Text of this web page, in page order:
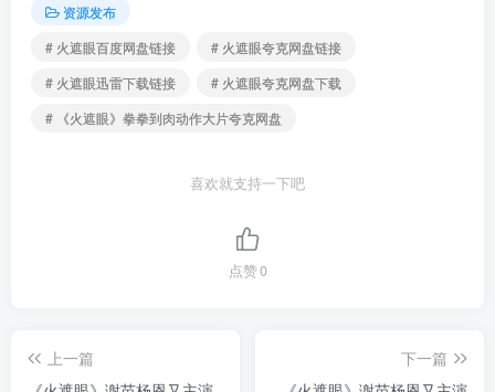
资源发布
# 火遮眼百度网盘链接
# 火遮眼夸克网盘链接
# 火遮眼迅雷下载链接
# 火遮眼夸克网盘下载
# 《火遮眼》拳拳到肉动作大片夸克网盘
喜欢就支持一下吧
点赞0
上一篇
下一篇